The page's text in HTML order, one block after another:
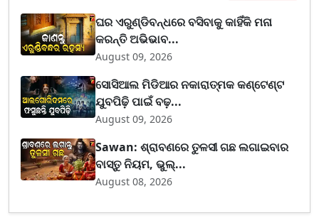
ଘର ଏରୁଣ୍ଡିବନ୍ଧରେ ବସିବାକୁ କାହିଁକି ମନା
କରନ୍ତି ଅଭିଭାବ...
August 09, 2026
ସୋସିଆଲ ମିଡିଆର ନକାରାତ୍ମକ କଣ୍ଟେଣ୍ଟ
ଯୁବପିଢ଼ି ପାଇଁ ବଢ଼...
August 09, 2026
Sawan: ଶ୍ରାବଣରେ ତୁଳସୀ ଗଛ ଲଗାଇବାର
ବାସ୍ତୁ ନିୟମ, ଭୁଲ୍...
August 08, 2026